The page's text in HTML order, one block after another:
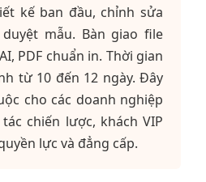
kế ban đầu, chỉnh sửa
mẫu. Bàn giao file
PDF chuẩn in. Thời gian
từ 10 đến 12 ngày. Đây
cho các doanh nghiệp
chiến lược, khách VIP
lực và đẳng cấp.